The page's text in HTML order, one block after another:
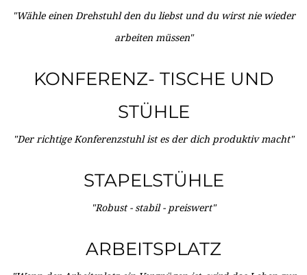
"Wähle einen Drehstuhl den du liebst und du wirst nie wieder
arbeiten müssen"
KONFERENZ- TISCHE UND
STÜHLE
"Der richtige Konferenzstuhl ist es der dich produktiv macht"
STAPELSTÜHLE
"Robust - stabil - preiswert"
ARBEITSPLATZ